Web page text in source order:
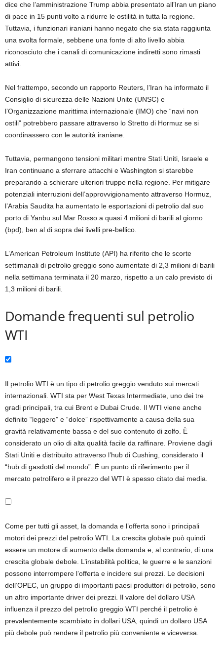
dice che l’amministrazione Trump abbia presentato all’Iran un piano
di pace in 15 punti volto a ridurre le ostilità in tutta la regione.
Tuttavia, i funzionari iraniani hanno negato che sia stata raggiunta
una svolta formale, sebbene una fonte di alto livello abbia
riconosciuto che i canali di comunicazione indiretti sono rimasti
attivi.
Nel frattempo, secondo un rapporto Reuters, l’Iran ha informato il
Consiglio di sicurezza delle Nazioni Unite (UNSC) e
l’Organizzazione marittima internazionale (IMO) che “navi non
ostili” potrebbero passare attraverso lo Stretto di Hormuz se si
coordinassero con le autorità iraniane.
Tuttavia, permangono tensioni militari mentre Stati Uniti, Israele e
Iran continuano a sferrare attacchi e Washington si starebbe
preparando a schierare ulteriori truppe nella regione. Per mitigare
potenziali interruzioni dell’approvvigionamento attraverso Hormuz,
l’Arabia Saudita ha aumentato le esportazioni di petrolio dal suo
porto di Yanbu sul Mar Rosso a quasi 4 milioni di barili al giorno
(bpd), ben al di sopra dei livelli pre-bellico.
L’American Petroleum Institute (API) ha riferito che le scorte
settimanali di petrolio greggio sono aumentate di 2,3 milioni di barili
nella settimana terminata il 20 marzo, rispetto a un calo previsto di
1,3 milioni di barili.
Domande frequenti sul petrolio
WTI
Il petrolio WTI è un tipo di petrolio greggio venduto sui mercati
internazionali. WTI sta per West Texas Intermediate, uno dei tre
gradi principali, tra cui Brent e Dubai Crude. Il WTI viene anche
definito “leggero” e “dolce” rispettivamente a causa della sua
gravità relativamente bassa e del suo contenuto di zolfo. È
considerato un olio di alta qualità facile da raffinare. Proviene dagli
Stati Uniti e distribuito attraverso l’hub di Cushing, considerato il
“hub di gasdotti del mondo”. È un punto di riferimento per il
mercato petrolifero e il prezzo del WTI è spesso citato dai media.
Come per tutti gli asset, la domanda e l’offerta sono i principali
motori dei prezzi del petrolio WTI. La crescita globale può quindi
essere un motore di aumento della domanda e, al contrario, di una
crescita globale debole. L’instabilità politica, le guerre e le sanzioni
possono interrompere l’offerta e incidere sui prezzi. Le decisioni
dell’OPEC, un gruppo di importanti paesi produttori di petrolio, sono
un altro importante driver dei prezzi. Il valore del dollaro USA
influenza il prezzo del petrolio greggio WTI perché il petrolio è
prevalentemente scambiato in dollari USA, quindi un dollaro USA
più debole può rendere il petrolio più conveniente e viceversa.